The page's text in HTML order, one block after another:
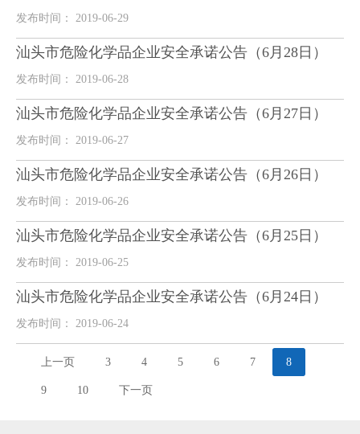
发布时间： 2019-06-29
汕头市危险化学品企业安全承诺公告（6月28日）
发布时间： 2019-06-28
汕头市危险化学品企业安全承诺公告（6月27日）
发布时间： 2019-06-27
汕头市危险化学品企业安全承诺公告（6月26日）
发布时间： 2019-06-26
汕头市危险化学品企业安全承诺公告（6月25日）
发布时间： 2019-06-25
汕头市危险化学品企业安全承诺公告（6月24日）
发布时间： 2019-06-24
上一页 3 4 5 6 7 8
9 10 下一页